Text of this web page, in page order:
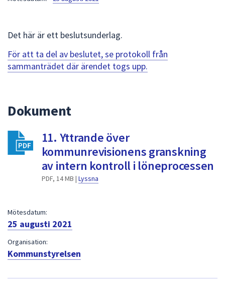
att
navigera
mellan
något
av
Det här är ett beslutsunderlag.
För att ta del av beslutet, se protokoll från
sammanträdet där ärendet togs upp.
Dokument
11. Yttrande över
kommunrevisionens granskning
av intern kontroll i löneprocessen
PDF, 14 MB | Lyssna
Mötesdatum:
25 augusti 2021
Organisation:
Kommunstyrelsen